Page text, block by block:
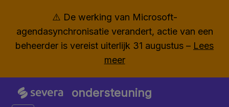
⚠️ De werking van Microsoft-
agendasynchronisatie verandert, actie van een
beheerder is vereist uiterlijk 31 augustus – Lees
meer
ondersteuning